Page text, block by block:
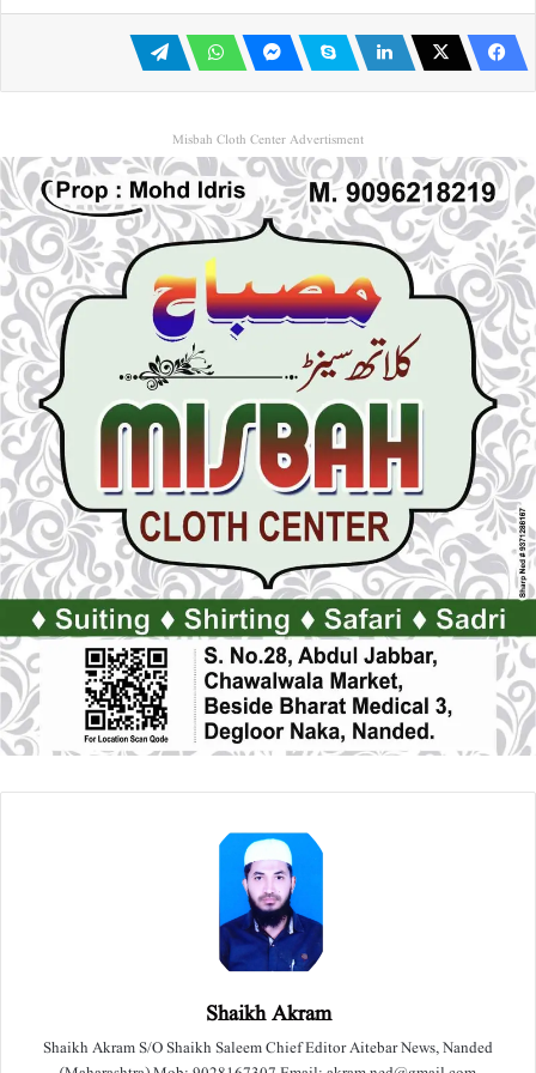
Misbah Cloth Center Advertisment
Shaikh Akram
Shaikh Akram S/O Shaikh Saleem Chief Editor Aitebar News, Nanded